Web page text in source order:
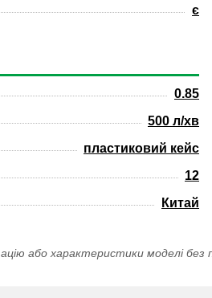
є
0.85
500 л/хв
пластиковий кейс
12
Китай
або характеристики моделі без